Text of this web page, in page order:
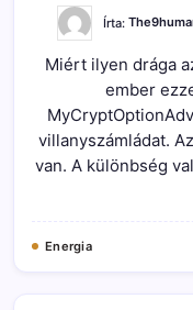
Írta:
Miért ilyen drága
ember
villanyszámládat.
van. A különbség
Energia